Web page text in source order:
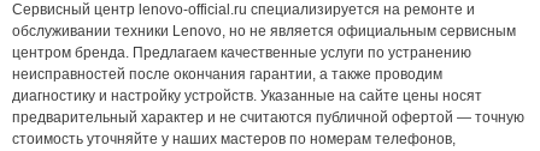
Сервисный центр lenovo-official.ru специализируется на ремонте и
обслуживании техники Lenovo, но не является официальным сервисным
центром бренда. Предлагаем качественные услуги по устранению
неисправностей после окончания гарантии, а также проводим
диагностику и настройку устройств. Указанные на сайте цены носят
предварительный характер и не считаются публичной офертой — точную
стоимость уточняйте у наших мастеров по номерам телефонов,